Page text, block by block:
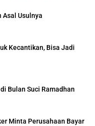
Asal Usulnya
Kecantikan, Bisa Jadi
Bulan Suci Ramadhan
Minta Perusahaan Bayar